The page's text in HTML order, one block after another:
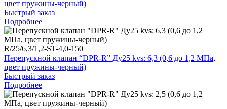
цвет пружины-черный)
Быстрый заказ
Подробнее
R/25/6,3/1,2-ST-4,0-150
Перепускной клапан “DPR-R” Ду25 kvs: 6,3 (0,6 до 1,2 МПа,
цвет пружины-черный)
Быстрый заказ
Подробнее